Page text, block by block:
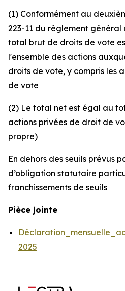
(1) Conformément au
223-11 du règlement général
total brut de droits de vote
l'ensemble des actions
droits de vote, y compris les
de vote
(2) Le total net est égal au
actions privées de droit de
propre)
En dehors des seuils prévus
d’obligation statutaire
franchissements de seuils
Pièce jointe
2025